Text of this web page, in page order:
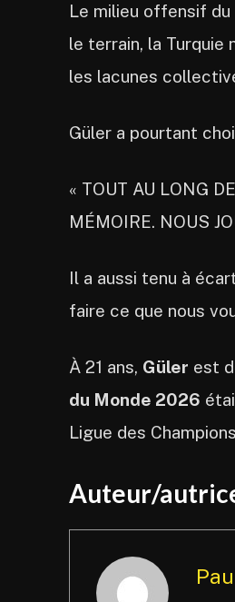
Le milieu offensif du
le terrain, la Turquie
les lacunes
Güler a pourtant
« TOUT AU LONG
MÉMOIRE. NOUS
Il a aussi tenu à
faire ce que nous
À 21 ans, Güler est
du Monde 2026
Ligue des
Auteur/